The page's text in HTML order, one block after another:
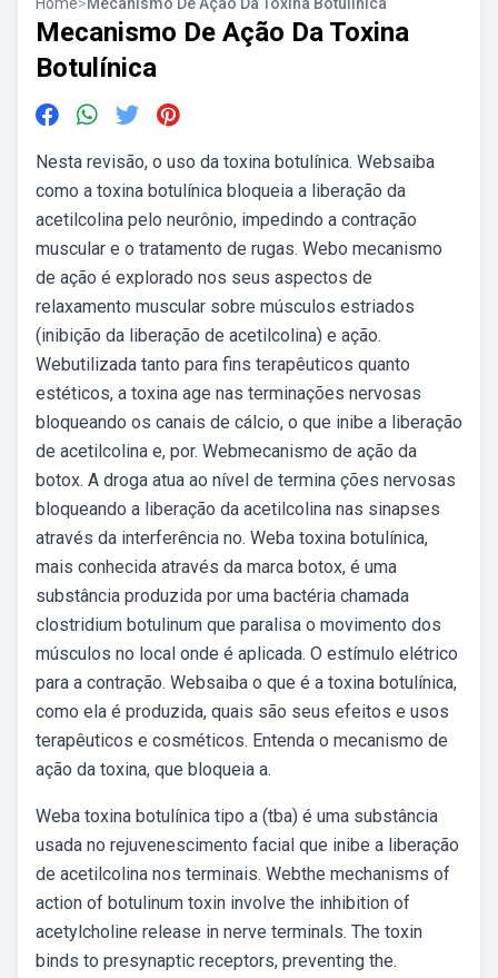
Mecanismo De Ação Da Toxina
Botulínica
Nesta revisão, o uso da toxina botulínica. Websaiba
como a toxina botulínica bloqueia a liberação da
acetilcolina pelo neurônio, impedindo a contração
muscular e o tratamento de rugas. Webo mecanismo
de ação é explorado nos seus aspectos de
relaxamento muscular sobre músculos estriados
(inibição da liberação de acetilcolina) e ação.
Webutilizada tanto para fins terapêuticos quanto
estéticos, a toxina age nas terminações nervosas
bloqueando os canais de cálcio, o que inibe a liberação
de acetilcolina e, por. Webmecanismo de ação da
botox. A droga atua ao nível de termina ções nervosas
bloqueando a liberação da acetilcolina nas sinapses
através da interferência no. Weba toxina botulínica,
mais conhecida através da marca botox, é uma
substância produzida por uma bactéria chamada
clostridium botulinum que paralisa o movimento dos
músculos no local onde é aplicada. O estímulo elétrico
para a contração. Websaiba o que é a toxina botulínica,
como ela é produzida, quais são seus efeitos e usos
terapêuticos e cosméticos. Entenda o mecanismo de
ação da toxina, que bloqueia a.
Weba toxina botulínica tipo a (tba) é uma substância
usada no rejuvenescimento facial que inibe a liberação
de acetilcolina nos terminais. Webthe mechanisms of
action of botulinum toxin involve the inhibition of
acetylcholine release in nerve terminals. The toxin
binds to presynaptic receptors, preventing the.